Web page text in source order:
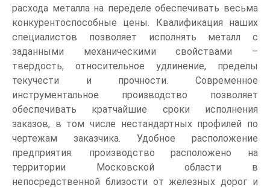
расхода металла на переделе обеспечивать весьма
конкурентоспособные цены. Квалификация наших
специалистов позволяет исполнять металл с
заданными механическими свойствами –
твердость, относительное удлинение, пределы
текучести и прочности. Современное
инструментальное производство позволяет
обеспечивать кратчайшие сроки исполнения
заказов, в том числе нестандартных профилей по
чертежам заказчика. Удобное расположение
предприятия: производство расположено на
территории Московской области в
непосредственной близости от железных дорог и